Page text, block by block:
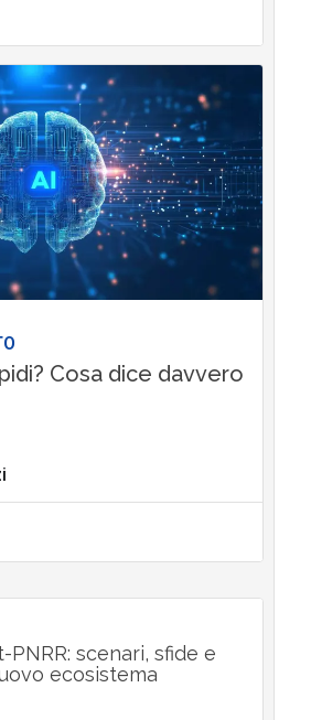
Cosa dice davvero
scenari, sfide e
ecosistema